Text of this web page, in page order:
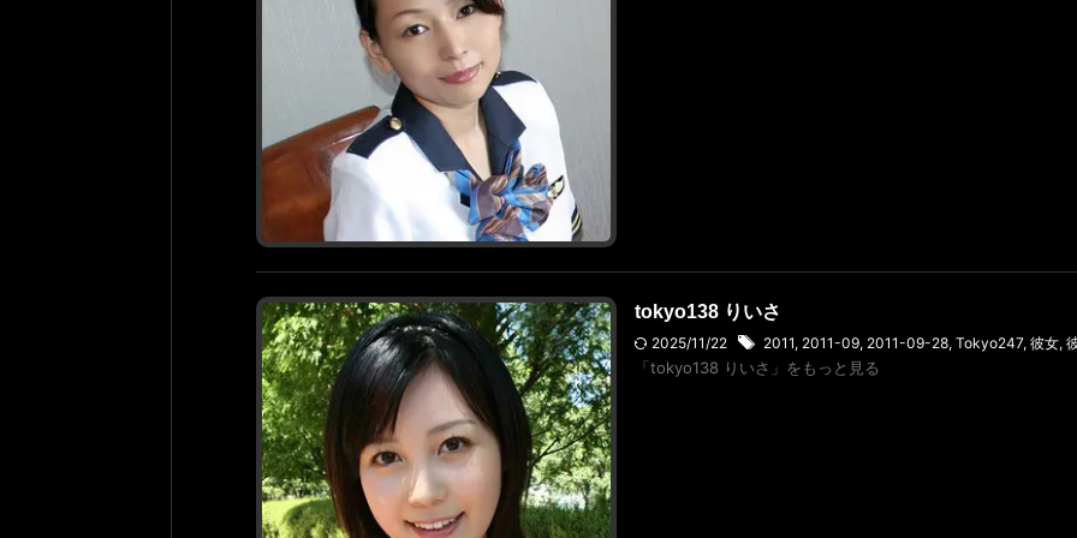
tokyo138 りいさ
2025/11/22 2011, 2011-09, 2011-09-28, Tokyo247, 彼女,
「tokyo138 りいさ」をもっと見る